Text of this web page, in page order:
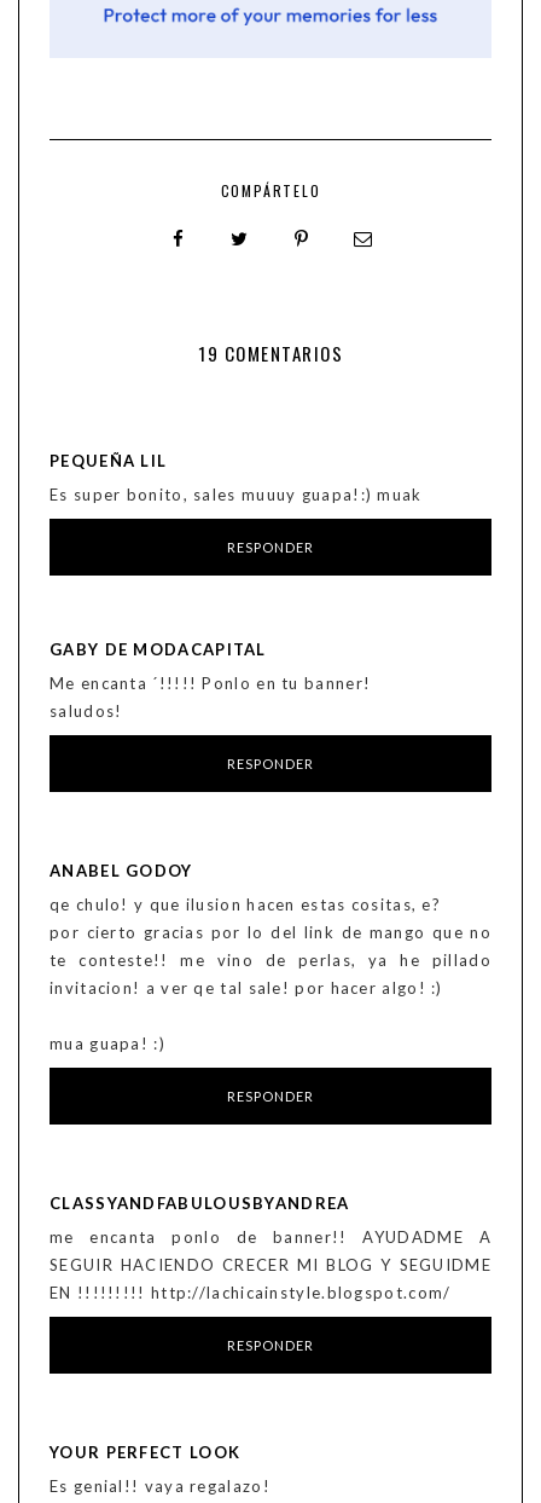
COMPÁRTELO
19 COMENTARIOS
PEQUEÑA LIL
Es super bonito, sales muuuy guapa!:) muak
RESPONDER
GABY DE MODACAPITAL
Me encanta ´!!!!! Ponlo en tu banner!
saludos!
RESPONDER
ANABEL GODOY
qe chulo! y que ilusion hacen estas cositas, e?
por cierto gracias por lo del link de mango que no
te conteste!! me vino de perlas, ya he pillado
invitacion! a ver qe tal sale! por hacer algo! :)
mua guapa! :)
RESPONDER
CLASSYANDFABULOUSBYANDREA
me encanta ponlo de banner!! AYUDADME A
SEGUIR HACIENDO CRECER MI BLOG Y SEGUIDME
EN !!!!!!!!! http://lachicainstyle.blogspot.com/
RESPONDER
YOUR PERFECT LOOK
Es genial!! vaya regalazo!